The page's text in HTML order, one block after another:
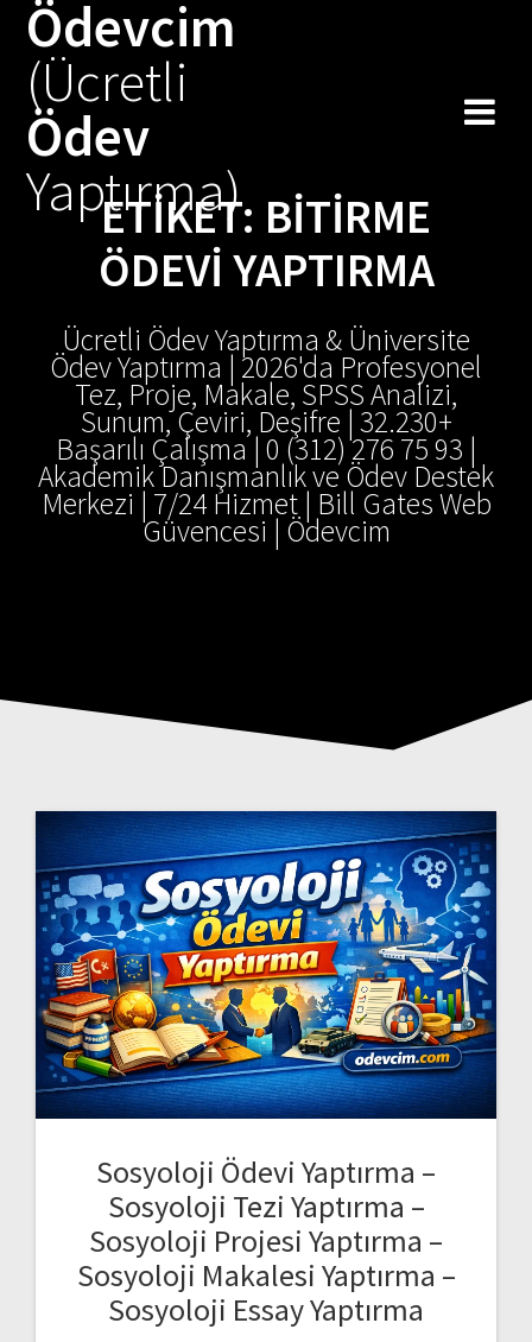
Ödevcim
(Ücretli
Ödev
Yaptırma)
ETIKET: BITIRME
ÖDEVI YAPTIRMA
Ücretli Ödev Yaptırma & Üniversite
Ödev Yaptırma | 2026'da Profesyonel
Tez, Proje, Makale, SPSS Analizi,
Sunum, Çeviri, Deşifre | 32.230+
Başarılı Çalışma | 0 (312) 276 75 93 |
Akademik Danışmanlık ve Ödev Destek
Merkezi | 7/24 Hizmet | Bill Gates Web
Güvencesi | Ödevcim
Sosyoloji Ödevi Yaptırma –
Sosyoloji Tezi Yaptırma –
Sosyoloji Projesi Yaptırma –
Sosyoloji Makalesi Yaptırma –
Sosyoloji Essay Yaptırma